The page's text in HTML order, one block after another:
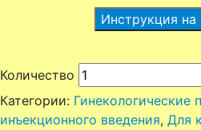
Инструкция на
Количество
Категории: Гинекологические
инъекционного введения, Для